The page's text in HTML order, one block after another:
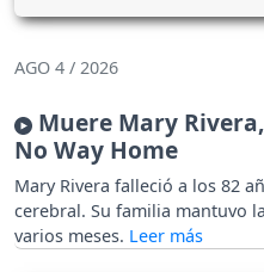
AGO 4 / 2026
Muere Mary
No Way Home
Mary Rivera falleció a los 82
cerebral. Su familia mantuvo
varios meses.